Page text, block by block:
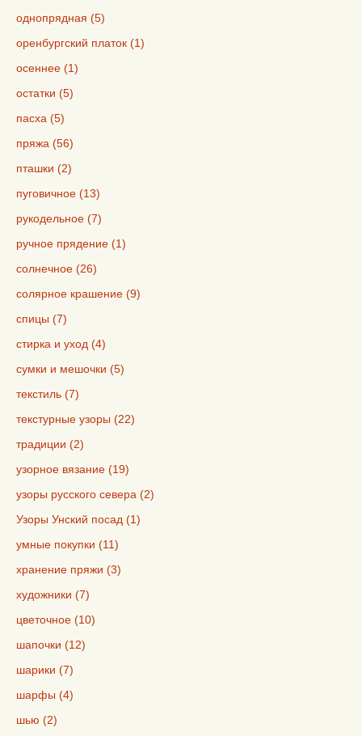
однопрядная (5)
оренбургский платок (1)
осеннее (1)
остатки (5)
пасха (5)
пряжа (56)
пташки (2)
пуговичное (13)
рукодельное (7)
ручное прядение (1)
солнечное (26)
солярное крашение (9)
спицы (7)
стирка и уход (4)
сумки и мешочки (5)
текстиль (7)
текстурные узоры (22)
традиции (2)
узорное вязание (19)
узоры русского севера (2)
Узоры Унский посад (1)
умные покупки (11)
хранение пряжи (3)
художники (7)
цветочное (10)
шапочки (12)
шарики (7)
шарфы (4)
шью (2)